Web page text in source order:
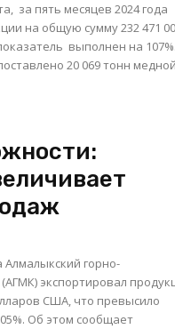
за пять месяцев 2024 года
на общую сумму 232 471
выполнен на 107%.
20 069 тонн
Алмалыкский горно-
экспортировал
США, что превысило
Об этом сообщает